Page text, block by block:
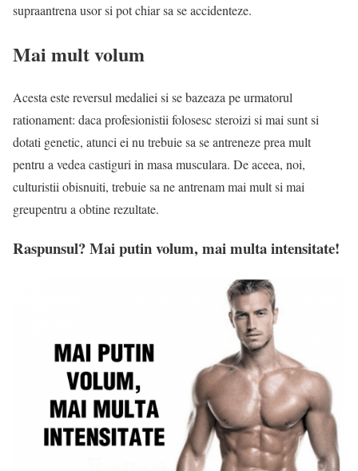
supraantrena usor si pot chiar sa se accidenteze.
Mai mult volum
Acesta este reversul medaliei si se bazeaza pe urmatorul
rationament: daca profesionistii folosesc steroizi si mai sunt si
dotati genetic, atunci ei nu trebuie sa se antreneze prea mult
pentru a vedea castiguri in masa musculara. De aceea, noi,
culturistii obisnuiti, trebuie sa ne antrenam mai mult si mai
greupentru a obtine rezultate.
Raspunsul? Mai putin volum, mai multa intensitate!